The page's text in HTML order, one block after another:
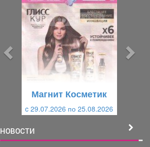
Магнит Косметик
c 29.07.2026 по 25.08.2026
НОВОСТИ